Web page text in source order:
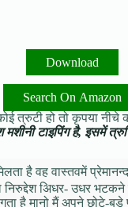
Download
Search On Amazon
त्रुटी हो तो कृपया नीचे
टाइपिंग है, इसमें
है वह वास्तवमें
अिधर- उधर
है मानो मैं अपने छोटे-